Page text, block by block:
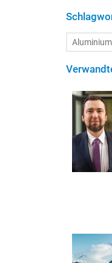
Aluminium